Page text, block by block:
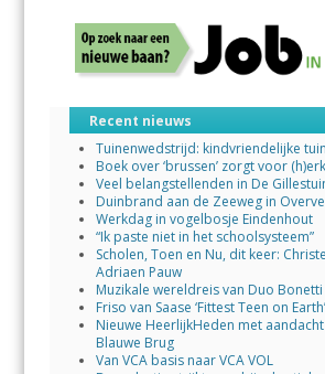
Recent nieuws
Tuinenwedstrijd: kindvriendelijke tuin
Boek over ‘brussen’ zorgt voor
Veel belangstellenden in De
Duinbrand aan de Zeeweg in
Werkdag in vogelbosje Eindenhout
“Ik paste niet in het schoolsysteem”
Scholen, Toen en Nu, dit keer:
Adriaen Pauw
Muzikale wereldreis van Duo Bonetti
Friso van Saase ‘Fittest Teen on Earth’
Nieuwe HeerlijkHeden met
Blauwe Brug
Van VCA basis naar VCA VOL